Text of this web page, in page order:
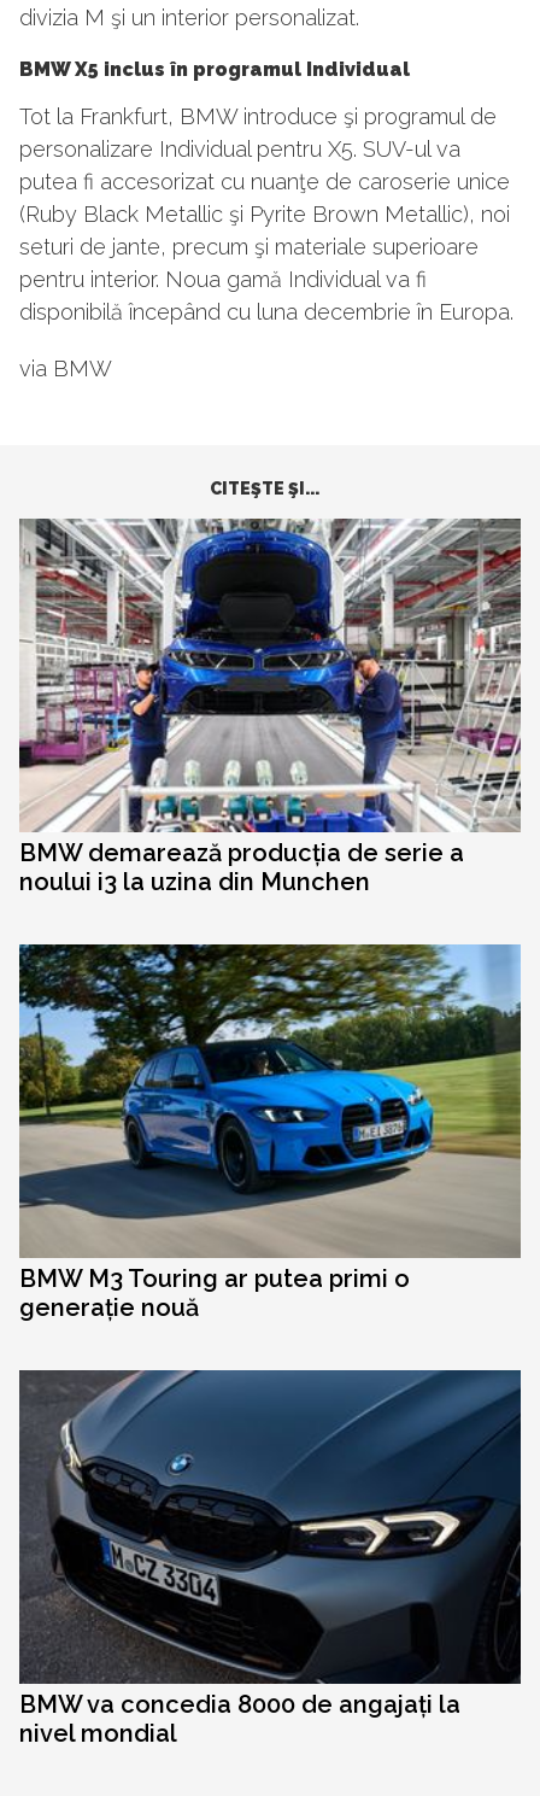
divizia M şi un interior personalizat.
BMW X5 inclus în programul Individual
Tot la Frankfurt, BMW introduce şi programul de
personalizare Individual pentru X5. SUV-ul va
putea fi accesorizat cu nuanţe de caroserie unice
(Ruby Black Metallic şi Pyrite Brown Metallic), noi
seturi de jante, precum şi materiale superioare
pentru interior. Noua gamă Individual va fi
disponibilă începând cu luna decembrie în Europa.
via BMW
CITEŞTE ŞI...
BMW demarează producția de serie a
noului i3 la uzina din Munchen
BMW M3 Touring ar putea primi o
generație nouă
BMW va concedia 8000 de angajați la
nivel mondial